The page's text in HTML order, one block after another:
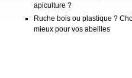
apiculture ?
Ruche bois ou plastique ?
mieux pour vos abeilles